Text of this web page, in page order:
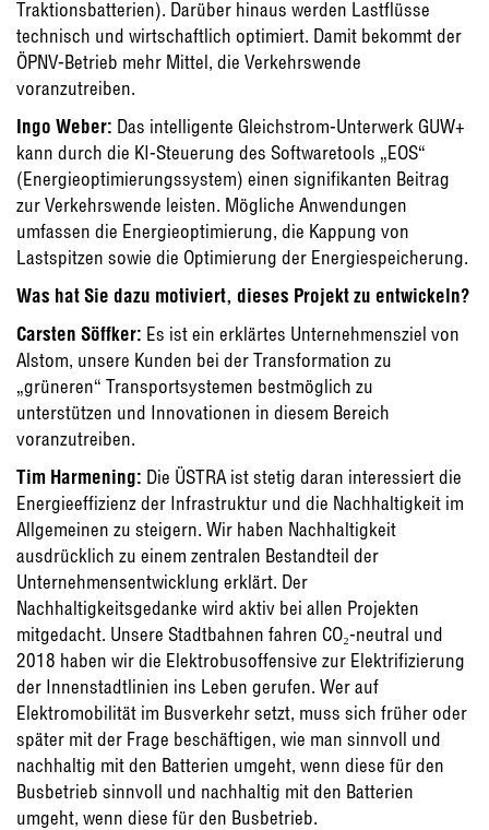
Traktionsbatterien). Darüber hinaus werden Lastflüsse
technisch und wirtschaftlich optimiert. Damit bekommt der
ÖPNV-Betrieb mehr Mittel, die Verkehrswende
voranzutreiben.
Ingo Weber: Das intelligente Gleichstrom-Unterwerk GUW+
kann durch die KI-Steuerung des Softwaretools „EOS“
(Energieoptimierungssystem) einen signifikanten Beitrag
zur Verkehrswende leisten. Mögliche Anwendungen
umfassen die Energieoptimierung, die Kappung von
Lastspitzen sowie die Optimierung der Energiespeicherung.
Was hat Sie dazu motiviert, dieses Projekt zu entwickeln?
Carsten Söffker: Es ist ein erklärtes Unternehmensziel von
Alstom, unsere Kunden bei der Transformation zu
„grüneren“ Transportsystemen bestmöglich zu
unterstützen und Innovationen in diesem Bereich
voranzutreiben.
Tim Harmening: Die ÜSTRA ist stetig daran interessiert die
Energieeffizienz der Infrastruktur und die Nachhaltigkeit im
Allgemeinen zu steigern. Wir haben Nachhaltigkeit
ausdrücklich zu einem zentralen Bestandteil der
Unternehmensentwicklung erklärt. Der
Nachhaltigkeitsgedanke wird aktiv bei allen Projekten
mitgedacht. Unsere Stadtbahnen fahren CO₂-neutral und
2018 haben wir die Elektrobusoffensive zur Elektrifizierung
der Innenstadtlinien ins Leben gerufen. Wer auf
Elektromobilität im Busverkehr setzt, muss sich früher oder
später mit der Frage beschäftigen, wie man sinnvoll und
nachhaltig mit den Batterien umgeht, wenn diese für den
Busbetrieb sinnvoll und nachhaltig mit den Batterien
umgeht, wenn diese für den Busbetrieb.